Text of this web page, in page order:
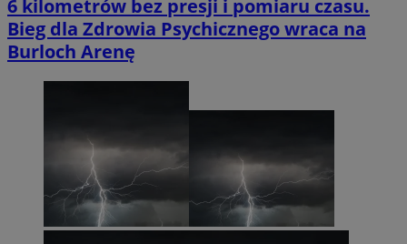
6 kilometrów bez presji i pomiaru czasu.
Bieg dla Zdrowia Psychicznego wraca na
Burloch Arenę